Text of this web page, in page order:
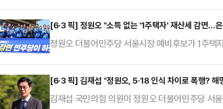
어 "한도금액을 채워 후원금 계좌를 닫았다"면서
석한 뒤 공개하겠다"고 말했다.한동훈 예비후보
[6·3 픽] 정원오 "소득 없는 '1주택자' 재산세 감면…
정원오 더불어민주당 서울시장 예비후보가 1주
이어 "서울시 25개 구의 구청장 후보와 함께 공시
감면하는 조치를 추진하겠다"면서 "대상은 1주택
[6·3 픽] 김재섭 "정원오, 5·18 인식 차이로 폭행?
김재섭 국민의힘 의원이 정원오 더불어민주당 서